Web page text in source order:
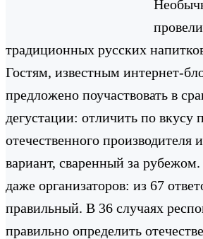
традиционных русских
Гостям, известным интернет-
предложено поучаствовать в
дегустации: отличить по вкусу
отечественного
вариант, сваренный за рубежом.
даже организаторов: из 67
правильный. В 36 случаях
правильно определить